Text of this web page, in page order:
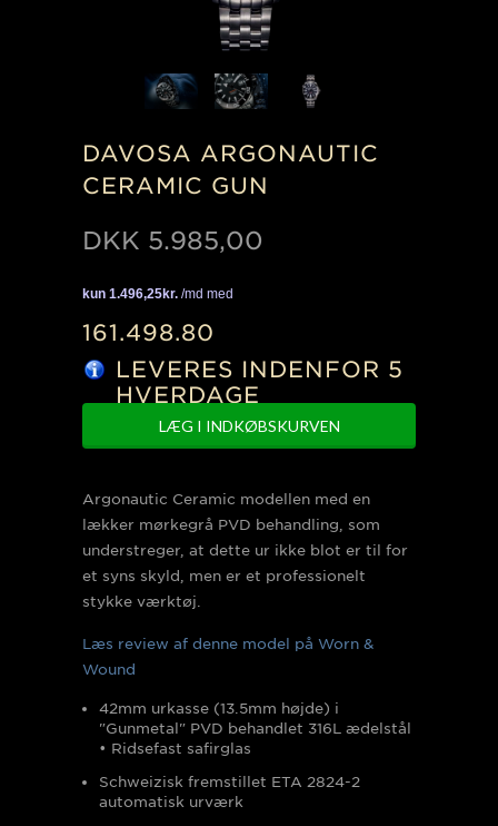
DAVOSA ARGONAUTIC
CERAMIC GUN
DKK 5.985,00
161.498.80
LEVERES INDENFOR 5
HVERDAGE
Argonautic Ceramic modellen med en
lækker mørkegrå PVD behandling, som
understreger, at dette ur ikke blot er til for
et syns skyld, men er et professionelt
stykke værktøj.
Læs review af denne model på Worn &
Wound
42mm urkasse (13.5mm højde) i
"Gunmetal" PVD behandlet 316L ædelstål
• Ridsefast safirglas
Schweizisk fremstillet ETA 2824-2
automatisk urværk